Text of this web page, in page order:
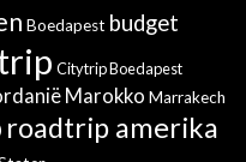
Boedapest budget
Citytrip Boedapest
Marokko Marrakech
roadtrip amerika